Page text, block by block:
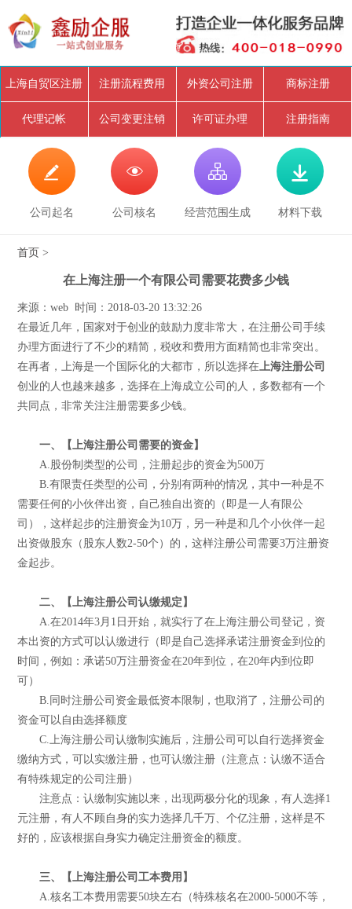
上海自贸区注册 注册流程费用 外资公司注册 商标注册
代理记帐 公司变更注销 许可证办理 注册指南

公司起名

公司核名

经营范围生成

材料下载
首页 >
在上海注册一个有限公司需要花费多少钱
来源：web 时间：2018-03-20 13:32:26
在最近几年，国家对于创业的鼓励力度非常大，在注册公司手续
办理方面进行了不少的精简，税收和费用方面精简也非常突出。
在再者，上海是一个国际化的大都市，所以选择在 上海注册公司
创业的人也越来越多，选择在上海成立公司的人，多数都有一个
共同点，非常关注注册需要多少钱。
一、【上海注册公司需要的资金】
A.股份制类型的公司，注册起步的资金为500万
B.有限责任类型的公司，分别有两种的情况，其中一种是不
需要任何的小伙伴出资，自己独自出资的（即是一人有限公
司），这样起步的注册资金为10万，另一种是和几个小伙伴一起
出资做股东（股东人数2-50个）的，这样注册公司需要3万注册资
金起步。
二、【上海注册公司认缴规定】
A.在2014年3月1日开始，就实行了在上海注册公司登记，资
本出资的方式可以认缴进行（即是自己选择承诺注册资金到位的
时间，例如：承诺50万注册资金在20年到位，在20年内到位即
可）
B.同时注册公司资金最低资本限制，也取消了，注册公司的
资金可以自由选择额度
C.上海注册公司认缴制实施后，注册公司可以自行选择资金
缴纳方式，可以实缴注册，也可认缴注册（注意点：认缴不适合
有特殊规定的公司注册）
注意点：认缴制实施以来，出现两极分化的现象，有人选择1
元注册，有人不顾自身的实力选择几千万、个亿注册，这样是不
好的，应该根据自身实力确定注册资金的额度。
三、【上海注册公司工本费用】
A.核名工本费用需要50块左右（特殊核名在2000-5000不等，